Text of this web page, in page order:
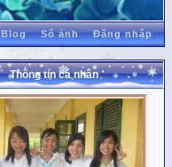
Blog Sổ ảnh Đăng nhập
Thông tin cá nhân